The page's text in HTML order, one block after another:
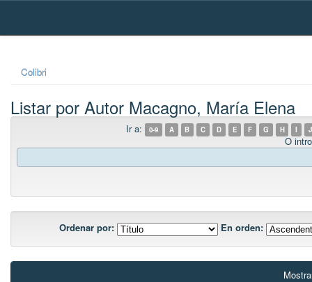
Skip
Colibri
Listar por Autor Macagno, María Elena
Ir a: 0-9 A B C D E F G H I J
O
Ordenar por: En orden: